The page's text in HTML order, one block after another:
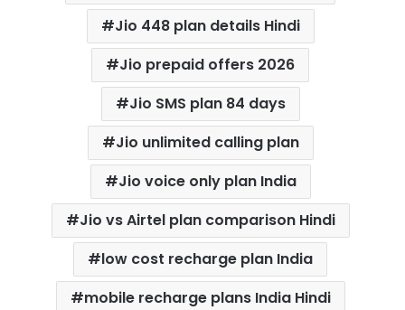
p
s
t
Jio 448 plan details Hindi
Jio prepaid offers 2026
Jio SMS plan 84 days
Jio unlimited calling plan
Jio voice only plan India
Jio vs Airtel plan comparison Hindi
low cost recharge plan India
mobile recharge plans India Hindi